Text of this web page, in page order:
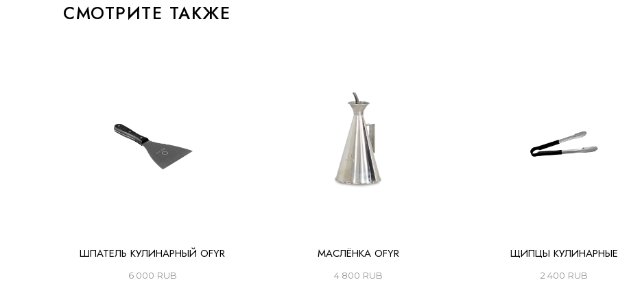
СМОТРИТЕ ТАКЖЕ
ШПАТЕЛЬ КУЛИНАРНЫЙ OFYR
6 000 RUB
МАСЛЁНКА OFYR
4 800 RUB
ЩИПЦЫ КУЛИНАРНЫЕ
2 400 RUB